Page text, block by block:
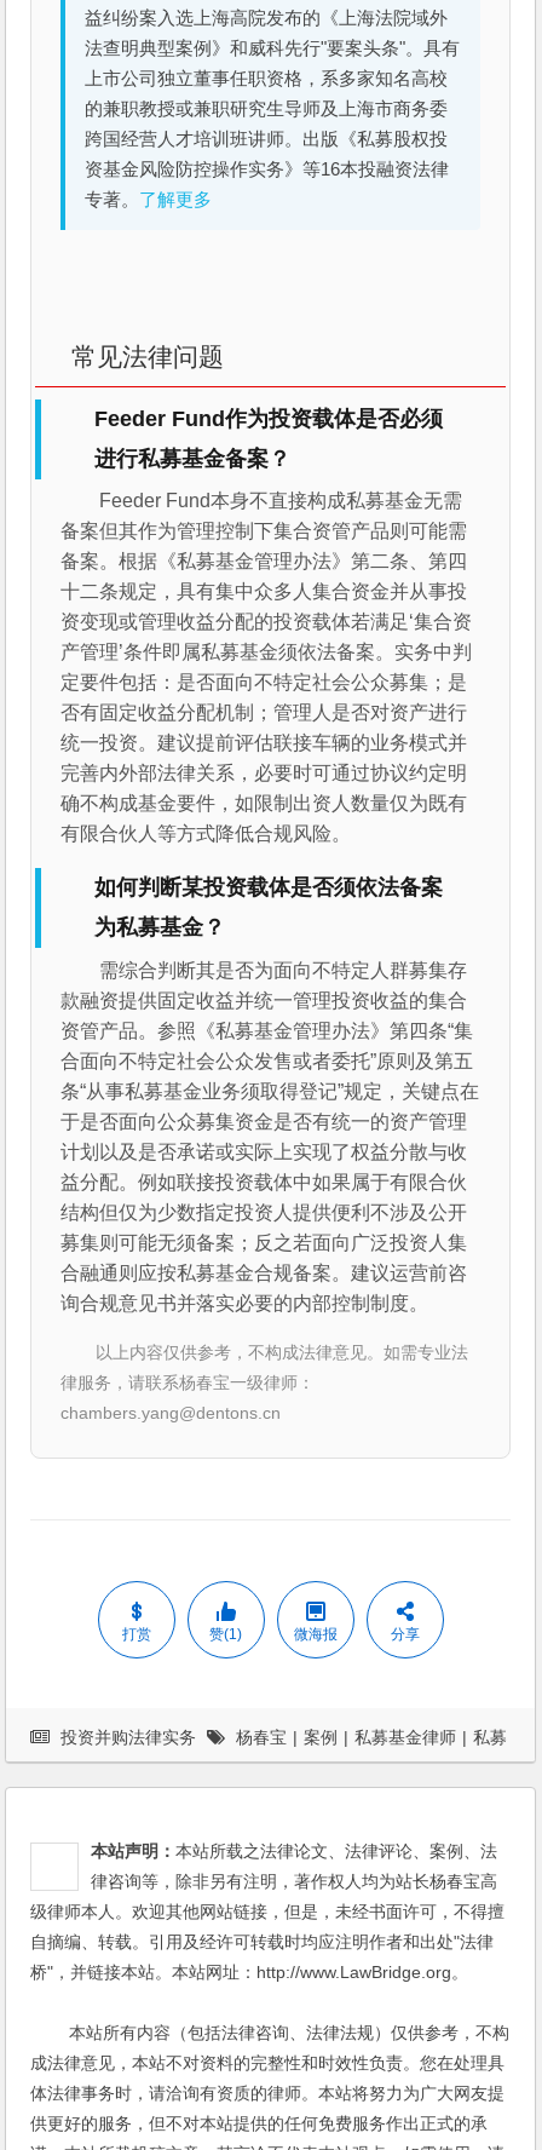
益纠纷案入选上海高院发布的《上海法院域外
法查明典型案例》和威科先行"要案头条"。具有
上市公司独立董事任职资格，系多家知名高校
的兼职教授或兼职研究生导师及上海市商务委
跨国经营人才培训班讲师。出版《私募股权投
资基金风险防控操作实务》等16本投融资法律
专著。 了解更多
常见法律问题
Feeder Fund作为投资载体是否必须
进行私募基金备案？
Feeder Fund本身不直接构成私募基金无需
备案但其作为管理控制下集合资管产品则可能需
备案。根据《私募基金管理办法》第二条、第四
十二条规定，具有集中众多人集合资金并从事投
资变现或管理收益分配的投资载体若满足‘集合资
产管理’条件即属私募基金须依法备案。实务中判
定要件包括：是否面向不特定社会公众募集；是
否有固定收益分配机制；管理人是否对资产进⾏
统一投资。建议提前评估联接车辆的业务模式并
完善内外部法律关系，必要时可通过协议约定明
确不构成基金要件，如限制出资人数量仅为既有
有限合伙人等方式降低合规风险。
如何判断某投资载体是否须依法备案
为私募基金？
需综合判断其是否为面向不特定人群募集存
款融资提供固定收益并统一管理投资收益的集合
资管产品。参照《私募基金管理办法》第四条“集
合面向不特定社会公众发售或者委托”原则及第五
条“从事私募基金业务须取得登记”规定，关键点在
于是否面向公众募集资金是否有统⼀的资产管理
计划以及是否承诺或实际上实现了权益分散与收
益分配。例如联接投资载体中如果属于有限合伙
结构但仅为少数指定投资人提供便利不涉及公开
募集则可能无须备案；反之若面向广泛投资人集
合融通则应按私募基金合规备案。建议运营前咨
询合规意见书并落实必要的内部控制制度。
以上内容仅供参考，不构成法律意见。如需专业法
律服务，请联系杨春宝一级律师：
chambers.yang@dentons.cn
打赏 赞(1) 微海报 分享
投资并购法律实务 杨春宝 | 案例 | 私募基金律师 | 私募
本站声明：本站所载之法律论文、法律评论、案例、法
律咨询等，除非另有注明，著作权人均为站长杨春宝高
级律师本人。欢迎其他网站链接，但是，未经书面许可，不得擅
自摘编、转载。引用及经许可转载时均应注明作者和出处"法律
桥"，并链接本站。本站网址：http://www.LawBridge.org。
本站所有内容（包括法律咨询、法律法规）仅供参考，不构
成法律意见，本站不对资料的完整性和时效性负责。您在处理具
体法律事务时，请洽询有资质的律师。本站将努力为广大网友提
供更好的服务，但不对本站提供的任何免费服务作出正式的承